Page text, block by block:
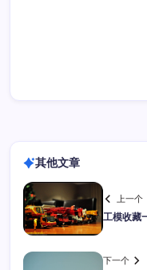
其他文章
上一个
工模收藏
下一个